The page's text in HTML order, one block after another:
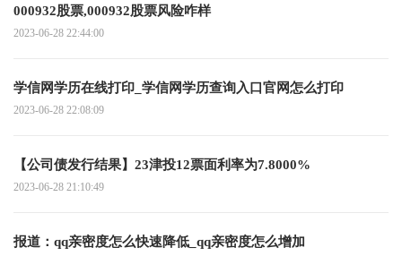
000932股票,000932股票风险咋样
2023-06-28 22:44:00
学信网学历在线打印_学信网学历查询入口官网怎么打印
2023-06-28 22:08:09
【公司债发行结果】23津投12票面利率为7.8000%
2023-06-28 21:10:49
报道：qq亲密度怎么快速降低_qq亲密度怎么增加